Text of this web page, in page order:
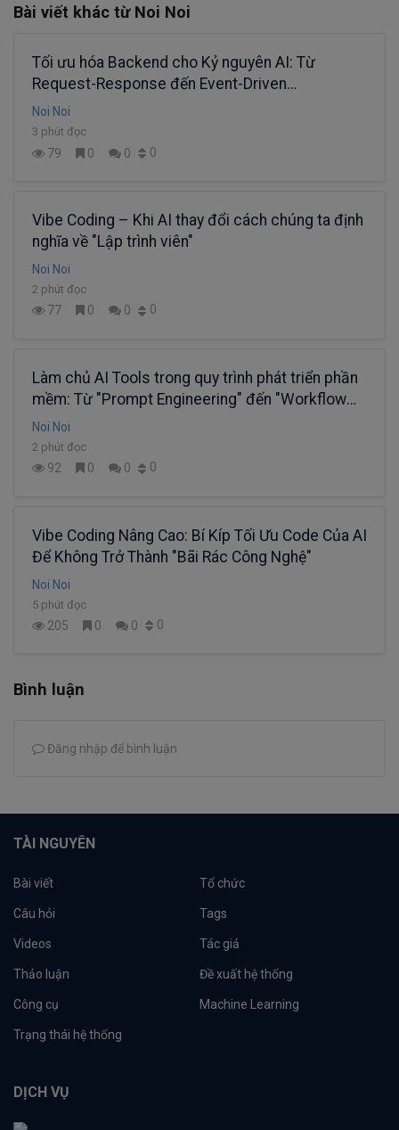
Bài viết khác từ Noi Noi
Tối ưu hóa Backend cho Kỷ nguyên AI: Từ
Request-Response đến Event-Driven
Architecture
Noi Noi
3 phút đọc
79 0 0 0
Vibe Coding – Khi AI thay đổi cách chúng ta định
nghĩa về "Lập trình viên"
Noi Noi
2 phút đọc
77 0 0 0
Làm chủ AI Tools trong quy trình phát triển phần
mềm: Từ "Prompt Engineering" đến "Workflow
Automation"
Noi Noi
2 phút đọc
92 0 0 0
Vibe Coding Nâng Cao: Bí Kíp Tối Ưu Code Của AI
Để Không Trở Thành "Bãi Rác Công Nghệ"
Noi Noi
5 phút đọc
205 0 0 0
Bình luận
Đăng nhập để bình luận
TÀI NGUYÊN
Bài viết Tổ chức
Câu hỏi Tags
Videos Tác giả
Thảo luận Đề xuất hệ thống
Công cụ Machine Learning
Trạng thái hệ thống
DỊCH VỤ